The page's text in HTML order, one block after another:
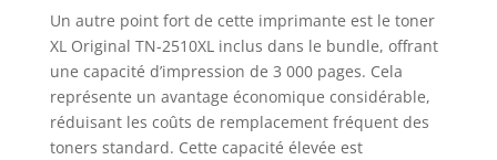
Un autre point fort de cette imprimante est le toner
XL Original TN-2510XL inclus dans le bundle, offrant
une capacité d’impression de 3 000 pages. Cela
représente un avantage économique considérable,
réduisant les coûts de remplacement fréquent des
toners standard. Cette capacité élevée est